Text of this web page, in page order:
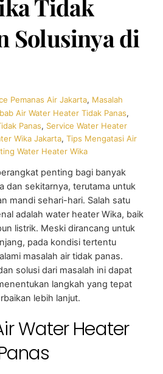
Tidak
Solusinya di
Pemanas Air Jakarta, Masalah
Air Water Heater Tidak Panas,
Panas, Service Water Heater
Wika Jakarta,Tips Mengatasi Air
Water Heater Wika
penting bagi banyak
dan sekitarnya, terutama untuk
mandi sehari-hari. Salah satu
adalah water heater Wika, baik
listrik. Meski dirancang untuk
pada kondisi tertentu
masalah air tidak panas.
solusi dari masalah ini dapat
langkah yang tepat
lebih lanjut.
Water Heater